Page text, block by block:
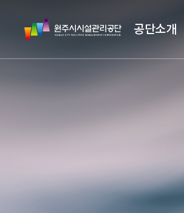
원
주
시
관
단
공단소개